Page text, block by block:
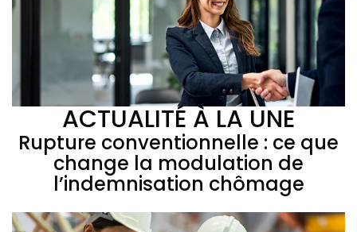
ACTUALITÉ À LA UNE
Rupture conventionnelle : ce que
change la modulation de
l’indemnisation chômage